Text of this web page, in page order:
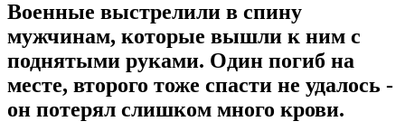
Военные выстрелили в спину
мужчинам, которые вышли к ним с
поднятыми руками. Один погиб на
месте, второго тоже спасти не удалось -
он потерял слишком много крови.